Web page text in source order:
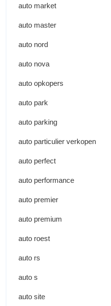
auto market
auto master
auto nord
auto nova
auto opkopers
auto park
auto parking
auto particulier verkopen
auto perfect
auto performance
auto premier
auto premium
auto roest
auto rs
auto s
auto site